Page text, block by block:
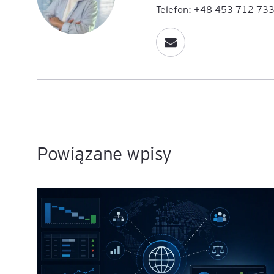
Telefon: +48 453 712 733
Powiązane wpisy